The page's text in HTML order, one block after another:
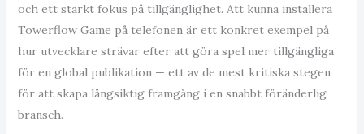
och ett starkt fokus på tillgänglighet. Att kunna installera
Towerflow Game på telefonen är ett konkret exempel på
hur utvecklare strävar efter att göra spel mer tillgängliga
för en global publikation — ett av de mest kritiska stegen
för att skapa långsiktig framgång i en snabbt föränderlig
bransch.